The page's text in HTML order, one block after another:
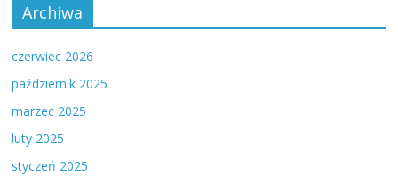
Archiwa
czerwiec 2026
październik 2025
marzec 2025
luty 2025
styczeń 2025